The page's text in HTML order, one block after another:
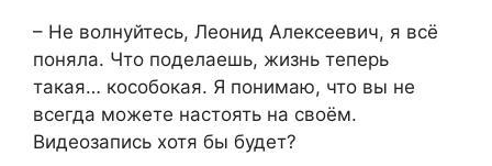
– Не волнуйтесь, Леонид Алексеевич, я всё
поняла. Что поделаешь, жизнь теперь
такая… кособокая. Я понимаю, что вы не
всегда можете настоять на своём.
Видеозапись хотя бы будет?